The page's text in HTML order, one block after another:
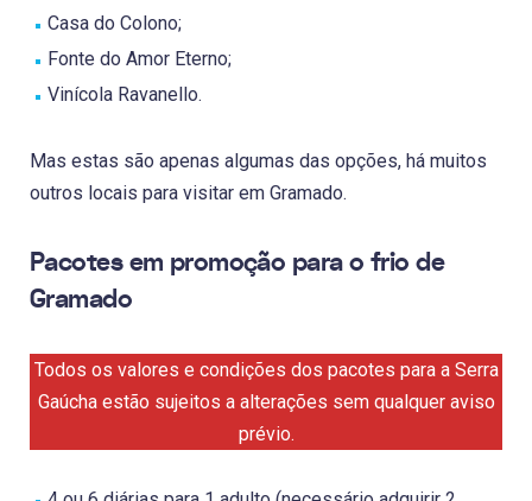
Casa do Colono;
Fonte do Amor Eterno;
Vinícola Ravanello.
Mas estas são apenas algumas das opções, há muitos
outros locais para visitar em Gramado.
Pacotes em promoção para o frio de
Gramado
Todos os valores e condições dos pacotes para a Serra
Gaúcha estão sujeitos a alterações sem qualquer aviso
prévio.